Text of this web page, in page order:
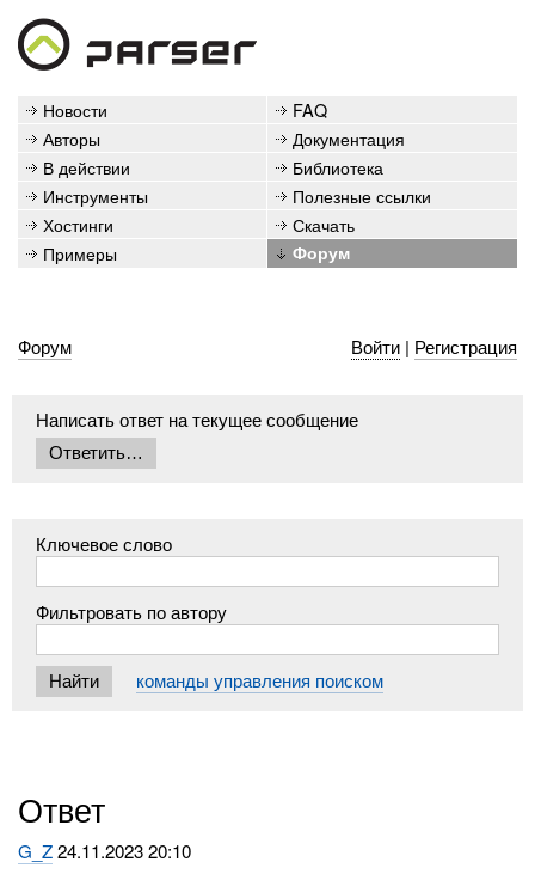
Новости
FAQ
Авторы
Документация
В действии
Библиотека
Инструменты
Полезные ссылки
Хостинги
Скачать
Примеры
Форум
Форум Войти| Регистрация
Написать ответ на текущее сообщение
Ключевое слово
Фильтровать по автору
команды управления поиском
Ответ
G_Z24.11.2023 20:10